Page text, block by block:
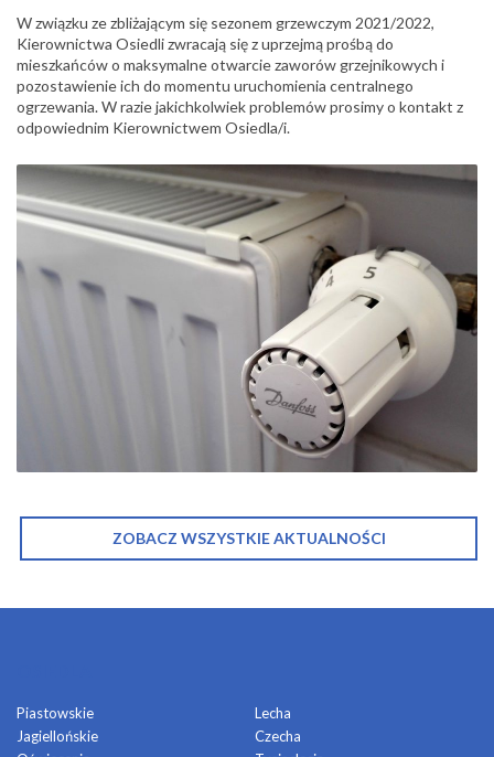
W związku ze zbliżającym się sezonem grzewczym 2021/2022,
Kierownictwa Osiedli zwracają się z uprzejmą prośbą do
mieszkańców o maksymalne otwarcie zaworów grzejnikowych i
pozostawienie ich do momentu uruchomienia centralnego
ogrzewania. W razie jakichkolwiek problemów prosimy o kontakt z
odpowiednim Kierownictwem Osiedla/i.
ZOBACZ WSZYSTKIE AKTUALNOŚCI
Piastowskie
Jagiellońskie
Lecha
Czecha